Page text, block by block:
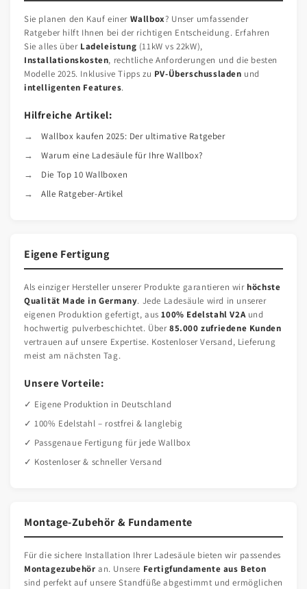
Sie planen den Kauf einer Wallbox? Unser umfassender
Ratgeber hilft Ihnen bei der richtigen Entscheidung. Erfahren
Sie alles über Ladeleistung (11kW vs 22kW),
Installationskosten, rechtliche Anforderungen und die besten
Modelle 2025. Inklusive Tipps zu PV-Überschussladen und
intelligenten Features.
Hilfreiche Artikel:
Wallbox kaufen 2025: Der ultimative Ratgeber
Warum eine Ladesäule für Ihre Wallbox?
Die Top 10 Wallboxen
Alle Ratgeber-Artikel
Eigene Fertigung
Als einziger Hersteller unserer Produkte garantieren wirhöchste
Qualität Made in Germany. Jede Ladesäule wird in unserer
eigenen Produktion gefertigt, aus100% Edelstahl V2Aund
hochwertig pulverbeschichtet. Über85.000 zufriedene Kunden
vertrauen auf unsere Expertise. Kostenloser Versand, Lieferung
meist am nächsten Tag.
Unsere Vorteile:
✓ Eigene Produktion in Deutschland
✓ 100% Edelstahl – rostfrei & langlebig
✓ Passgenaue Fertigung für jede Wallbox
✓ Kostenloser & schneller Versand
Montage-Zubehör & Fundamente
Für die sichere Installation Ihrer Ladesäule bieten wir passendes
Montagezubehör an. Unsere Fertigfundamente aus Beton
sind perfekt auf unsere Standfüße abgestimmt und ermöglichen